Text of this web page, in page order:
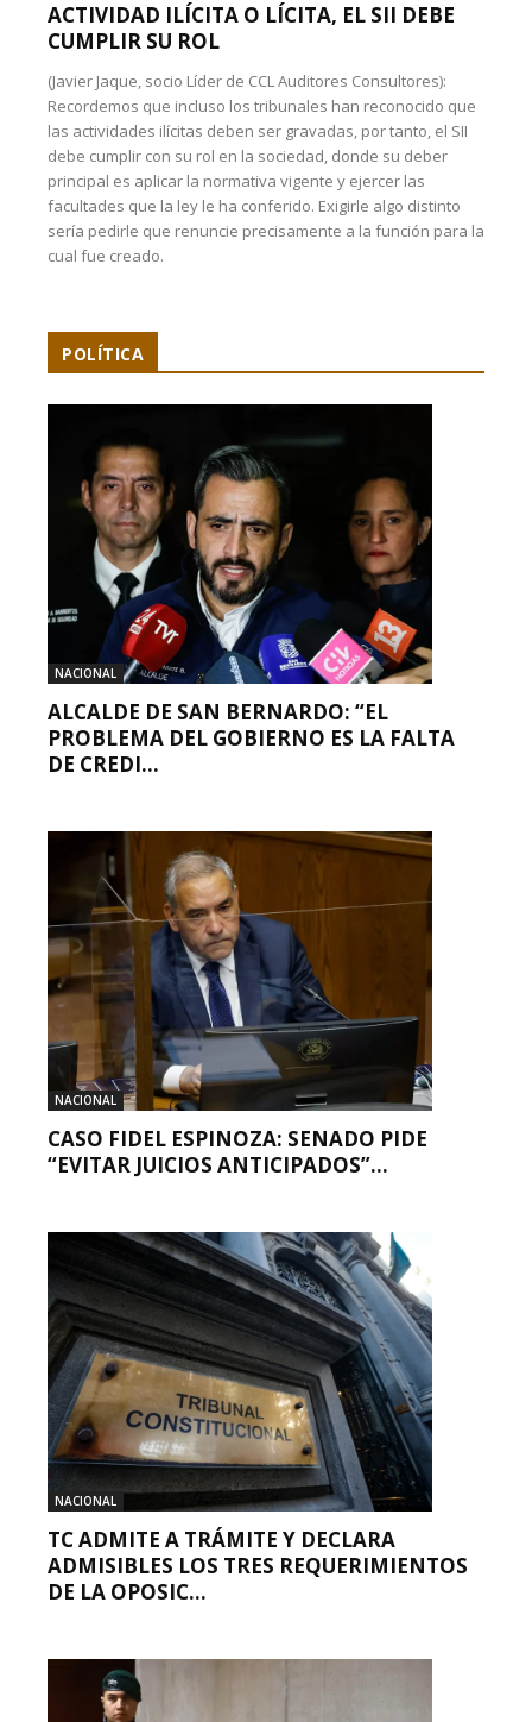
ACTIVIDAD ILÍCITA O LÍCITA, EL SII DEBE
CUMPLIR SU ROL
(Javier Jaque, socio Líder de CCL Auditores Consultores):
Recordemos que incluso los tribunales han reconocido que
las actividades ilícitas deben ser gravadas, por tanto, el SII
debe cumplir con su rol en la sociedad, donde su deber
principal es aplicar la normativa vigente y ejercer las
facultades que la ley le ha conferido. Exigirle algo distinto
sería pedirle que renuncie precisamente a la función para la
cual fue creado.
POLÍTICA
NACIONAL
ALCALDE DE SAN BERNARDO: “EL
PROBLEMA DEL GOBIERNO ES LA FALTA
DE CREDI...
NACIONAL
CASO FIDEL ESPINOZA: SENADO PIDE
“EVITAR JUICIOS ANTICIPADOS”...
NACIONAL
TC ADMITE A TRÁMITE Y DECLARA
ADMISIBLES LOS TRES REQUERIMIENTOS
DE LA OPOSIC...